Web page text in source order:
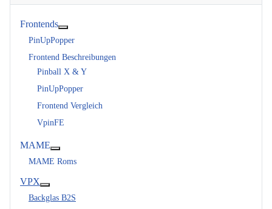
Frontends
PinUpPopper
Frontend Beschreibungen
Pinball X & Y
PinUpPopper
Frontend Vergleich
VpinFE
MAME
MAME Roms
VPX
Backglas B2S